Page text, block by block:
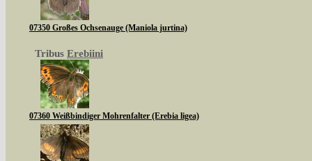
07350 Großes Ochsenauge (Maniola jurtina)
Tribus Erebiini
07360 Weißbindiger Mohrenfalter (Erebia ligea)